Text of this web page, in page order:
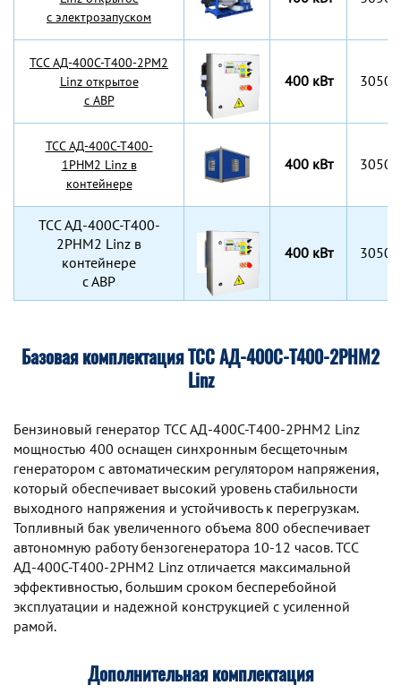
с электрозапуском
TCC АД-400С-Т400-2РМ2
Linz открытое
с АВР
400 кВт
TCC АД-400С-Т400-
1РНМ2 Linz в
контейнере
400 кВт
TCC АД-400С-Т400-
2РНМ2 Linz в
контейнере
с АВР
400 кВт
Базовая комплектация ТСС АД-400С-Т400-2РНМ2
Linz
Бензиновый генератор TCC АД-400С-Т400-2РНМ2 Linz
мощностью 400 оснащен синхронным беcщеточным
генератором с автоматическим регулятором напряжения,
который обеспечивает высокий уровень стабильности
выходного напряжения и устойчивость к перегрузкам.
Топливный бак увеличенного объема 800 обеспечивает
автономную работу бензогенератора 10-12 часов. TCC
АД-400С-Т400-2РНМ2 Linz отличается максимальной
эффективностью, большим сроком бесперебойной
эксплуатации и надежной конструкцией с усиленной
рамой.
Дополнительная комплектация